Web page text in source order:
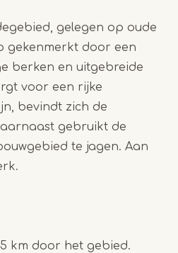
gelegen op oude
gekenmerkt door een
berken en uitgebreide
voor een rijke
bevindt zich de
gebruikt de
te jagen. Aan
km door het gebied.